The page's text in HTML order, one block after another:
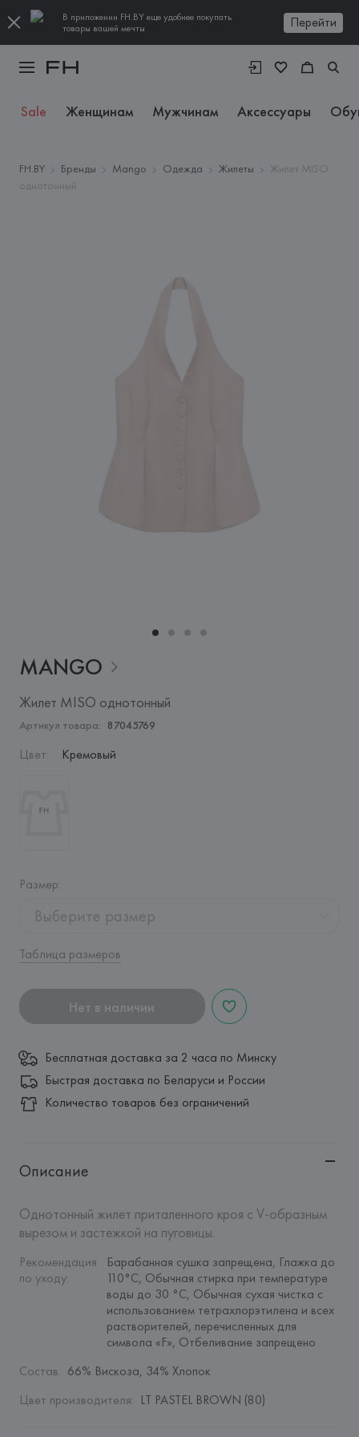
В приложении FH.BY еще удобнее покупать
товары вашей мечты
Перейти
Sale Женщинам Мужчинам Аксессуары
FH.BY Бренды Mango Одежда Жилеты
Жилет MISO
однотонный
MANGO
Жилет MISO однотонный
Артикул товара: 87045769
Цвет: Кремовый
Размер:
Выберите размер
Таблица размеров
Нет в наличии
Бесплатная доставка за 2 часа по Минску
Быстрая доставка по Беларуси и России
Количество товаров без ограничений
Описание
Однотонный жилет приталенного кроя с V-образным
вырезом и застежкой на пуговицы.
Рекомендация
по уходу:
Барабанная сушка запрещена, Глажка до
110°C, Обычная стирка при температуре
воды до 30 °C, Обычная сухая чистка с
использованием тетрахлорэтилена и всех
растворителей, перечисленных для
символа «F», Отбеливание запрещено
Состав: 66% Вискоза, 34% Хлопок
Цвет производителя: LT PASTEL BROWN (80)